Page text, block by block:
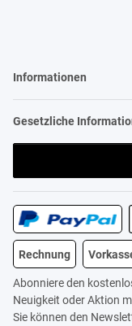
Informationen
Gesetzliche
Rechnung
Abonniere den
Neuigkeit oder Aktion
Sie können den